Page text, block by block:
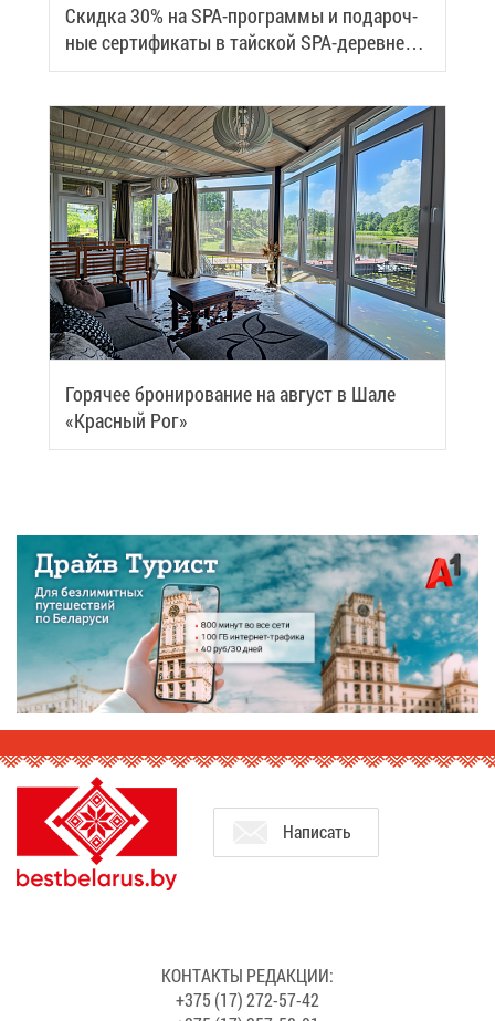
Скид­ка 30% на SPA-про­грам­мы и по­да­роч­
ные сер­ти­фи­ка­ты в тай­ской SPA-де­ревне
Samui
Го­ря­чее бро­ни­ро­ва­ние на ав­густ в Ша­ле
«Крас­ный Рог»
На­пи­сать
КОН­ТАК­ТЫ РЕ­ДАК­ЦИИ:
+375 (17) 272-57-42